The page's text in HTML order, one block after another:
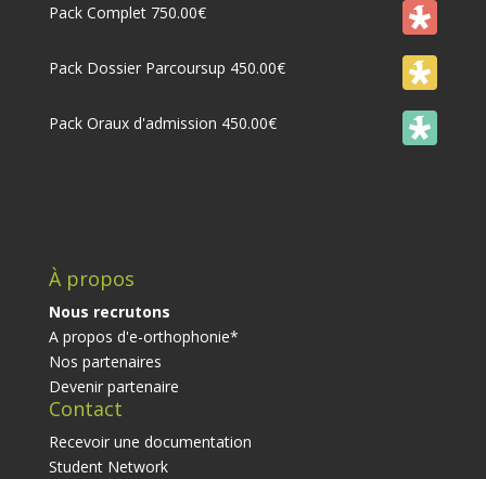
Pack Complet 750.00€
Pack Dossier Parcoursup 450.00€
Pack Oraux d'admission 450.00€
À propos
Nous recrutons
A propos d'e-orthophonie*
Nos partenaires
Devenir partenaire
Contact
Recevoir une documentation
Student Network